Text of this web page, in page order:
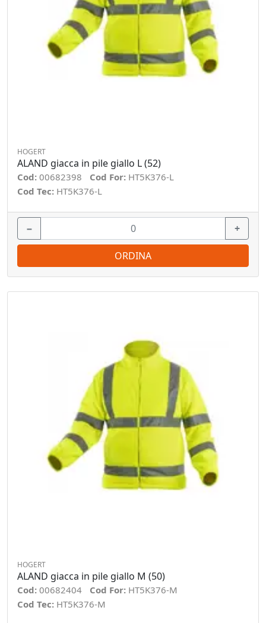
HOGERT
ALAND giacca in pile giallo L (52)
Cod: 00682398 Cod For: HT5K376-L
Cod Tec: HT5K376-L
− +
ORDINA
HOGERT
ALAND giacca in pile giallo M (50)
Cod: 00682404 Cod For: HT5K376-M
Cod Tec: HT5K376-M